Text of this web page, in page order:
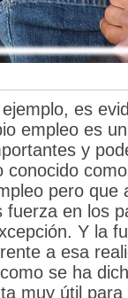
es
empleo es
y
conocido
pero que
en los
Y la
a esa
se ha
muy útil para